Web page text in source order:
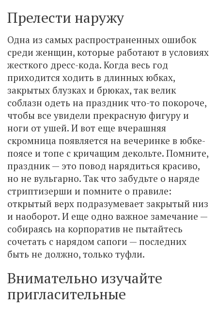
Прелести наружу
Одна из самых распространенных ошибок
среди женщин, которые работают в условиях
жесткого дресс-кода. Когда весь год
приходится ходить в длинных юбках,
закрытых блузках и брюках, так велик
соблазн одеть на праздник что-то покороче,
чтобы все увидели прекрасную фигуру и
ноги от ушей. И вот еще вчерашняя
скромница появляется на вечеринке в юбке-
поясе и топе с кричащим декольте. Помните,
праздник — это повод нарядиться красиво,
но не вульгарно. Так что забудьте о наряде
стриптизерши и помните о правиле:
открытый верх подразумевает закрытый низ
и наоборот. И еще одно важное замечание —
собираясь на корпоратив не пытайтесь
сочетать с нарядом сапоги — последних
быть не должно, только туфли.
Внимательно изучайте
пригласительные